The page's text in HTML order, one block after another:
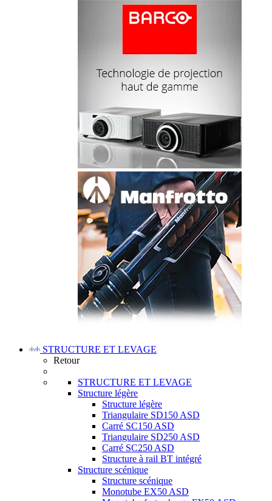
STRUCTURE ET LEVAGE
Retour
STRUCTURE ET LEVAGE
Structure légère
Structure légère
Triangulaire SD150 ASD
Carré SC150 ASD
Triangulaire SD250 ASD
Carré SC250 ASD
Structure à rail BT intégré
Structure scénique
Structure scénique
Monotube EX50 ASD